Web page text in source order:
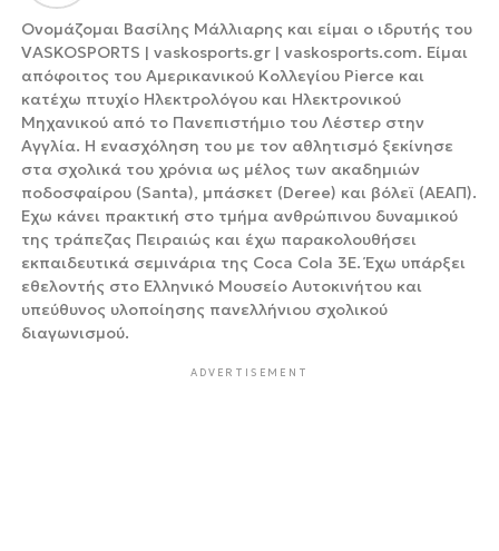
Ονομάζομαι Βασίλης Μάλλιαρης και είμαι ο ιδρυτής του
VASKOSPORTS | vaskosports.gr | vaskosports.com. Είμαι
απόφοιτος του Αμερικανικού Κολλεγίου Pierce και
κατέχω πτυχίο Ηλεκτρολόγου και Ηλεκτρονικού
Μηχανικού από το Πανεπιστήμιο του Λέστερ στην
Αγγλία. Η ενασχόληση του με τον αθλητισμό ξεκίνησε
στα σχολικά του χρόνια ως μέλος των ακαδημιών
ποδοσφαίρου (Santa), μπάσκετ (Deree) και βόλεϊ (ΑΕΑΠ).
Έχω κάνει πρακτική στο τμήμα ανθρώπινου δυναμικού
της τράπεζας Πειραιώς και έχω παρακολουθήσει
εκπαιδευτικά σεμινάρια της Coca Cola 3Ε. Έχω υπάρξει
εθελοντής στο Ελληνικό Μουσείο Αυτοκινήτου και
υπεύθυνος υλοποίησης πανελλήνιου σχολικού
διαγωνισμού.
ADVERTISEMENT